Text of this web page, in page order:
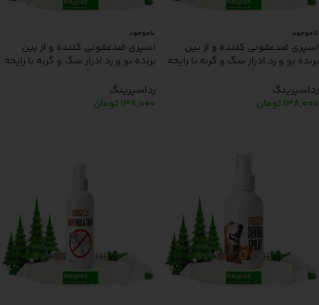
ناموجود
اسپری ضدعفونی کننده و از بین
برنده بو و رد ادرار سگ و گربه با رایحه
لوندر رد اسپرینگ redspring 500ml
رداسپرینگ
138,000 تومان
ناموجود
اسپری ضدعفونی کننده و از بین
برنده بو و رد ادرار سگ و گربه با رایحه
قهوه رد اسپرینگ redspring 500ml
رداسپرینگ
138,000 تومان